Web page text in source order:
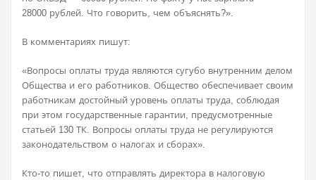
28000 рублей. Что говорить, чем объяснять?».
В комментариях пишут:
«Вопросы оплаты труда являются сугубо внутренним делом
Общества и его работников. Общество обеспечивает своим
работникам достойный уровень оплаты труда, соблюдая
при этом государственные гарантии, предусмотренные
статьей 130 ТК. Вопросы оплаты труда не регулируются
законодательством о налогах и сборах».
Кто-то пишет, что отправлять директора в налоговую